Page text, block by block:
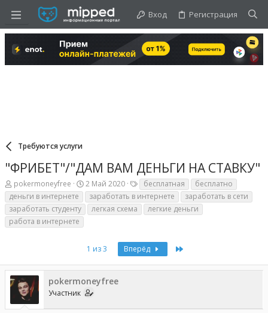
Вход Регистрация
Требуются услуги
"ФРИБЕТ"/"ДАМ ВАМ ДЕНЬГИ НА СТАВКУ"
А
в
т
о
р
т
pokermoneyfree
Д
а
т
а
а
2 Май 2020
Т
е
г
бесплатная
бесплатно
деньги в интернете
заработать в интернете
заработать в сети
заработать студенту
легкая схема
легкие деньги
работа в интернете
1 из 3 Вперёд
pokermoneyfree
Участник